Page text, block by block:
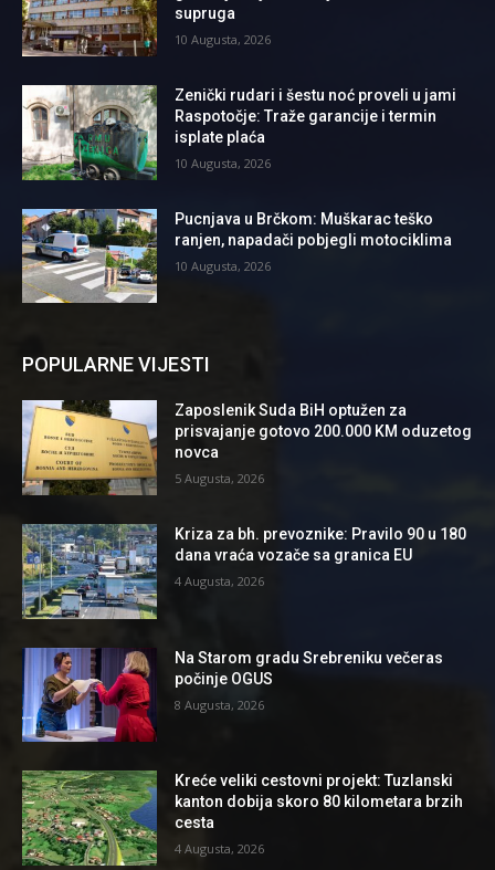
supruga
10 Augusta, 2026
Zenički rudari i šestu noć proveli u jami
Raspotočje: Traže garancije i termin
isplate plaća
10 Augusta, 2026
Pucnjava u Brčkom: Muškarac teško
ranjen, napadači pobjegli motociklima
10 Augusta, 2026
POPULARNE VIJESTI
Zaposlenik Suda BiH optužen za
prisvajanje gotovo 200.000 KM oduzetog
novca
5 Augusta, 2026
Kriza za bh. prevoznike: Pravilo 90 u 180
dana vraća vozače sa granica EU
4 Augusta, 2026
Na Starom gradu Srebreniku večeras
počinje OGUS
8 Augusta, 2026
Kreće veliki cestovni projekt: Tuzlanski
kanton dobija skoro 80 kilometara brzih
cesta
4 Augusta, 2026